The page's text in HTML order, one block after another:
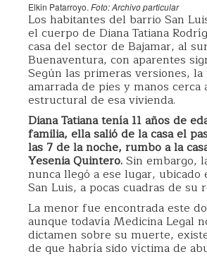
Elkin Patarroyo. Foto: Archivo particular
Los habitantes del barrio San
el cuerpo de Diana Tatiana
casa del sector de Bajamar, al
Buenaventura, con aparentes
Según las primeras versiones, la
amarrada de pies y manos cerca
estructural de esa vivienda.
Diana Tatiana tenía 11 años de
familia, ella salió de la casa el
las 7 de la noche, rumbo a la
Yesenia Quintero.Sin embargo,
nunca llegó a ese lugar, ubicado
San Luis, a pocas cuadras de su
La menor fue encontrada este
aunque todavía Medicina Legal
dictamen sobre su muerte,
de que habría sido víctima de